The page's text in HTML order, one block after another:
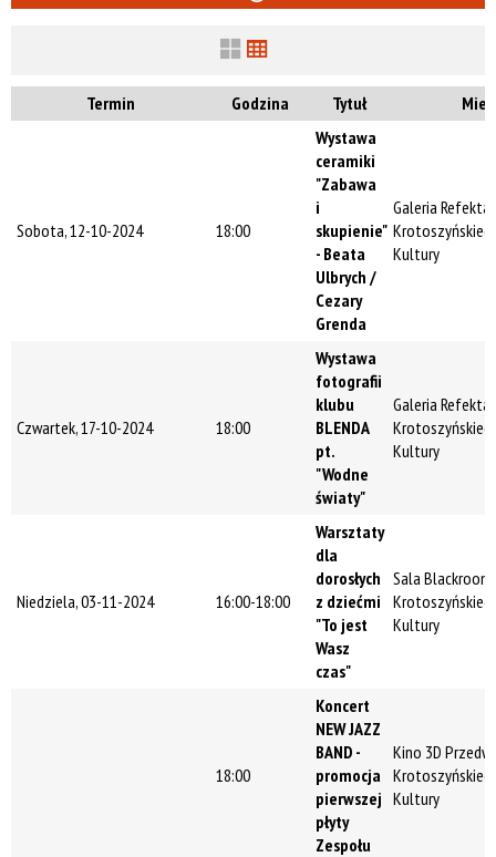
Kategoria
Promowane
filtr
Termin Godzina Tytuł
Sobota, 12-10-2024 18:00
Wystawa
ceramiki
"Zabawa
i
skupienie"
- Beata
Ulbrych /
Cezary
Grenda
Galeria
Kultury
Czwartek, 17-10-2024 18:00
Wystawa
fotografii
klubu
BLENDA
pt.
"Wodne
światy"
Galeria
Kultury
Niedziela, 03-11-2024 16:00-18:00
Warsztaty
dla
dorosłych
z dziećmi
"To jest
Wasz
czas"
Sala Blackroom
Kultury
18:00
Koncert
NEW JAZZ
BAND -
promocja
pierwszej
płyty
Zespołu
Kino 3D
Kultury